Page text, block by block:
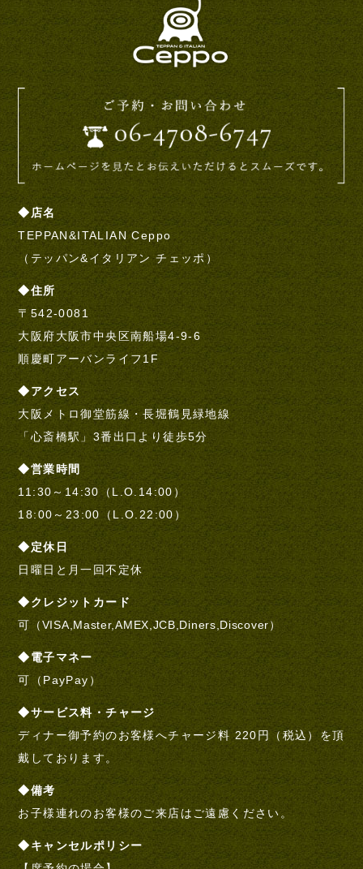
◆店名
TEPPAN&ITALIAN Ceppo
（テッパン&イタリアン チェッポ）
◆住所
〒542-0081
大阪府大阪市中央区南船場4-9-6
順慶町アーバンライフ1F
◆アクセス
大阪メトロ御堂筋線・長堀鶴見緑地線
「心斎橋駅」3番出口より徒歩5分
◆営業時間
11:30～14:30（L.O.14:00）
18:00～23:00（L.O.22:00）
◆定休日
日曜日と月一回不定休
◆クレジットカード
可（VISA,Master,AMEX,JCB,Diners,Discover）
◆電子マネー
可（PayPay）
◆サービス料・チャージ
ディナー御予約のお客様へチャージ料 220円（税込）を頂
戴しております。
◆備考
お子様連れのお客様のご来店はご遠慮ください。
◆キャンセルポリシー